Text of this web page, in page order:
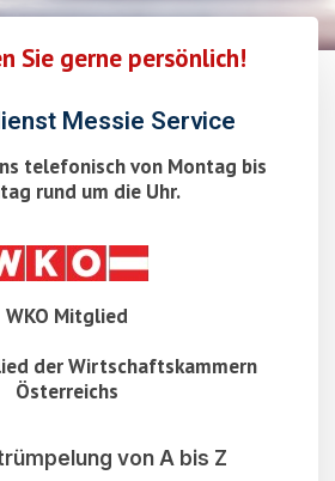
Sie gerne persönlich!
Messie Service
telefonisch von Montag bis
rund um die Uhr.
WKO Mitglied
der Wirtschaftskammern
Österreichs
von A bis Z